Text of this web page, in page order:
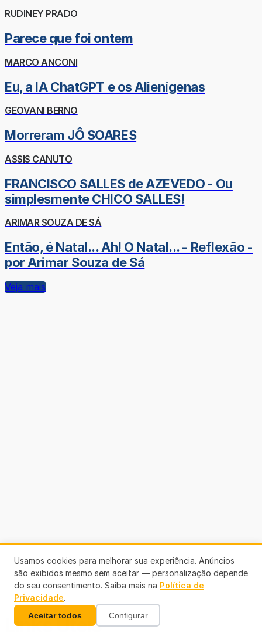
RUDINEY PRADO
Parece que foi ontem
MARCO ANCONI
Eu, a IA ChatGPT e os Alienígenas
GEOVANI BERNO
Morreram JÔ SOARES
ASSIS CANUTO
FRANCISCO SALLES de AZEVEDO - Ou
simplesmente CHICO SALLES!
ARIMAR SOUZA DE SÁ
Então, é Natal... Ah! O Natal... - Reflexão -
por Arimar Souza de Sá
Veja mais
Links Úteis
Usamos cookies para melhorar sua experiência. Anúncios
são exibidos mesmo sem aceitar — personalização depende
do seu consentimento. Saiba mais na Política de
Privacidade.
Aceitar todos Configurar